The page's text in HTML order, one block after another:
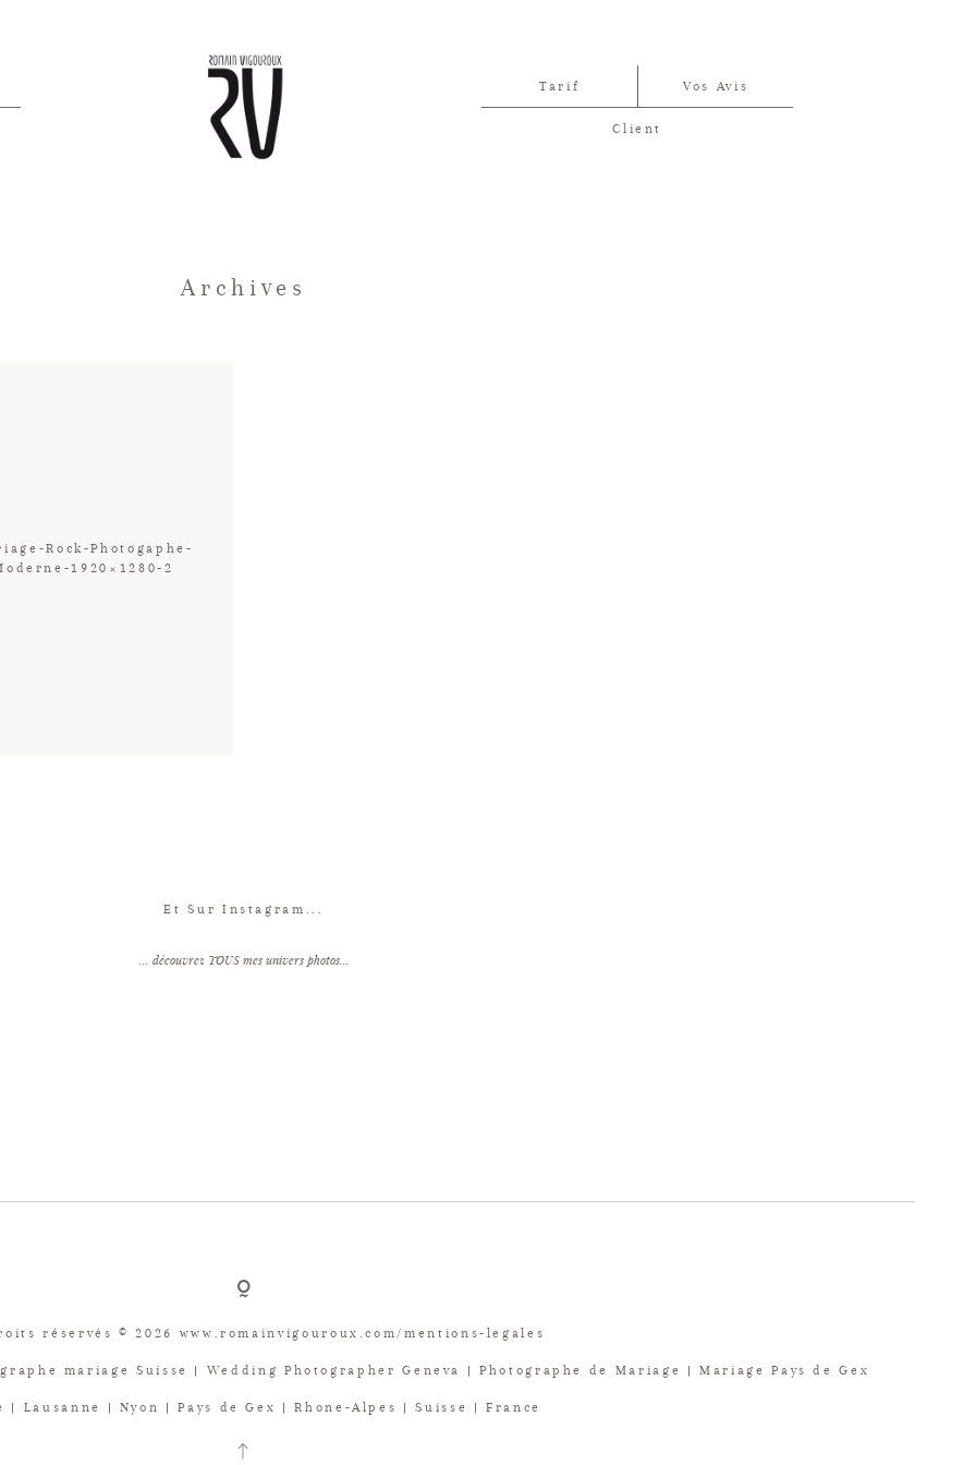
Tarif Vos Avis
Client
Archives
Rock-Photogaphe-
1920×1280-2
Et Sur Instagram...
... découvrez TOUS mes univers photos...
réservés © 2026 www.romainvigouroux.com/mentions-legales
mariage Suisse | Wedding Photographer Geneva | Photographe de Mariage | Mariage Pays de Gex
| Lausanne | Nyon | Pays de Gex | Rhone-Alpes | Suisse | France